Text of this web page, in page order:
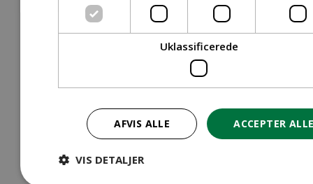
Tilbehør Rengøringsmaskiner
Tilbehør Robotplæneklipper
Tilbehør Walk Behind
Reservedele Løvblæsere
Reservedele Motorsave
Reservedele Plæneklippere
Uklassificerede
ACCEPTER
AFVIS ALLE
VIS DETALJER